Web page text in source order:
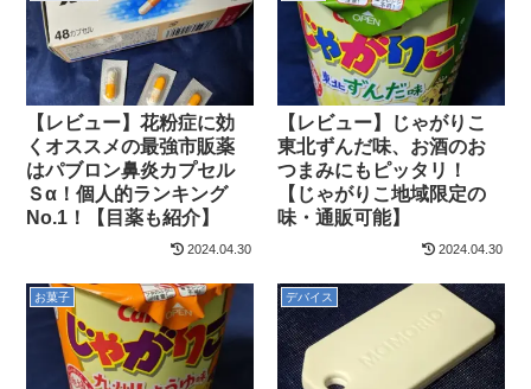
【レビュー】花粉症に効
くオススメの最強市販薬
はパブロン鼻炎カプセル
Ｓα！個人的ランキング
No.1！【目薬も紹介】
2024.04.30
【レビュー】じゃがりこ
東北ずんだ味、お酒のお
つまみにもピッタリ！
【じゃがりこ地域限定の
味・通販可能】
2024.04.30
お菓子 デバイス